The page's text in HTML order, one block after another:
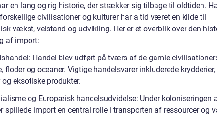
en lang og rig historie, der strækker sig tilbage til oldtiden.
civilisationer og kulturer har altid været en kilde til
vækst, velstand og udvikling. Her er et overblik over den
af import:
Handel blev udført på tværs af de gamle
floder og oceaner. Vigtige handelsvarer inkluderede krydderier,
eksotiske produkter.
og Europæisk handelsudvidelse: Under koloniseringen
spillede import en central rolle i transporten af ressourcer og